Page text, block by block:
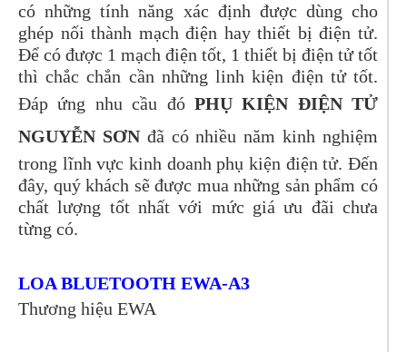
có những tính năng xác định được dùng cho
ghép nối thành mạch điện hay thiết bị điện tử.
Để có được 1 mạch điện tốt, 1 thiết bị điện tử tốt
thì chắc chắn cần những linh kiện điện tử tốt.
Đáp ứng nhu cầu đó PHỤ KIỆN ĐIỆN TỬ
NGUYỄN SƠNđã có nhiều năm kinh nghiệm
trong lĩnh vực kinh doanh phụ kiện điện tử. Đến
đây, quý khách sẽ được mua những sản phẩm có
chất lượng tốt nhất với mức giá ưu đãi chưa
từng có.
LOA BLUETOOTH EWA-A3
Thương hiệu EWA